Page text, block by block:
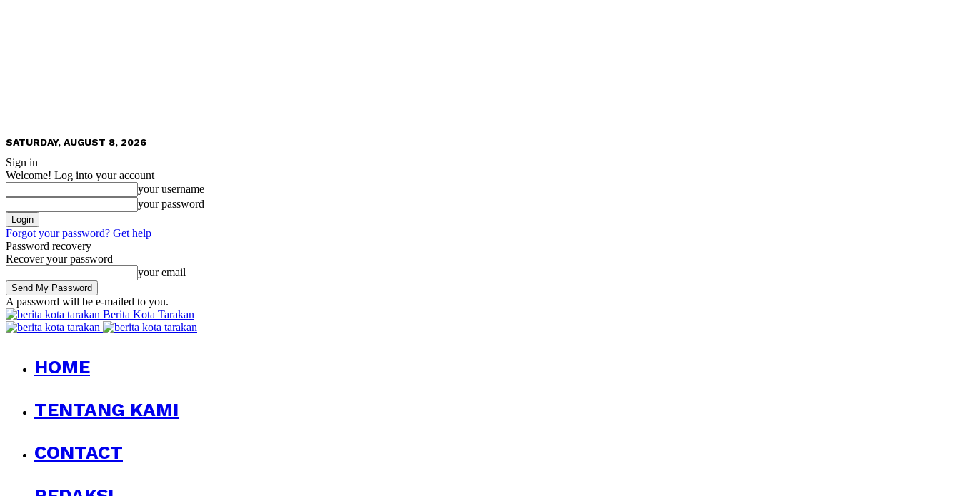
SATURDAY, AUGUST 8, 2026
Sign in
Welcome! Log into your account
your username
your password
Forgot your password? Get help
Password recovery
Recover your password
your email
A password will be e-mailed to you.
Berita Kota Tarakan
HOME
TENTANG KAMI
CONTACT